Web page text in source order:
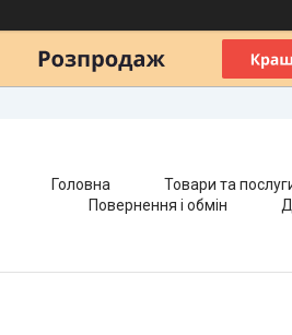
Головна Товари та
Повернення і обмін